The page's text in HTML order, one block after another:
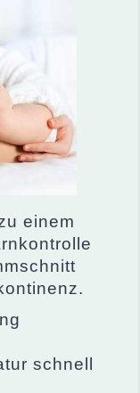
einem
itt
schnell